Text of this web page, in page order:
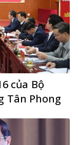
của Bộ
Tân Phong